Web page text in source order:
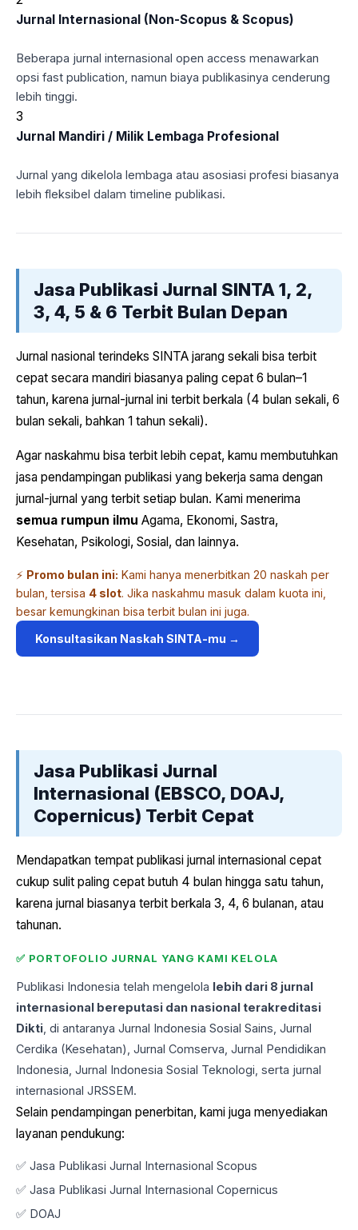
Jurnal Internasional (Non-Scopus & Scopus)
Beberapa jurnal internasional open access menawarkan
opsi fast publication, namun biaya publikasinya cenderung
lebih tinggi.
3
Jurnal Mandiri / Milik Lembaga Profesional
Jurnal yang dikelola lembaga atau asosiasi profesi biasanya
lebih fleksibel dalam timeline publikasi.
Jasa Publikasi Jurnal SINTA 1, 2,
3, 4, 5 & 6 Terbit Bulan Depan
Jurnal nasional terindeks SINTA jarang sekali bisa terbit
cepat secara mandiri biasanya paling cepat 6 bulan–1
tahun, karena jurnal-jurnal ini terbit berkala (4 bulan sekali, 6
bulan sekali, bahkan 1 tahun sekali).
Agar naskahmu bisa terbit lebih cepat, kamu membutuhkan
jasa pendampingan publikasi yang bekerja sama dengan
jurnal-jurnal yang terbit setiap bulan. Kami menerima
semua rumpun ilmu Agama, Ekonomi, Sastra,
Kesehatan, Psikologi, Sosial, dan lainnya.
⚡ Promo bulan ini: Kami hanya menerbitkan 20 naskah per
bulan, tersisa 4 slot. Jika naskahmu masuk dalam kuota ini,
besar kemungkinan bisa terbit bulan ini juga.
Konsultasikan Naskah SINTA-mu →
Jasa Publikasi Jurnal
Internasional (EBSCO, DOAJ,
Copernicus) Terbit Cepat
Mendapatkan tempat publikasi jurnal internasional cepat
cukup sulit paling cepat butuh 4 bulan hingga satu tahun,
karena jurnal biasanya terbit berkala 3, 4, 6 bulanan, atau
tahunan.
✅ PORTOFOLIO JURNAL YANG KAMI KELOLA
Publikasi Indonesia telah mengelola lebih dari 8 jurnal
internasional bereputasi dan nasional terakreditasi
Dikti , di antaranya Jurnal Indonesia Sosial Sains, Jurnal
Cerdika (Kesehatan), Jurnal Comserva, Jurnal Pendidikan
Indonesia, Jurnal Indonesia Sosial Teknologi, serta jurnal
internasional JRSSEM.
Selain pendampingan penerbitan, kami juga menyediakan
layanan pendukung:
✅ Jasa Publikasi Jurnal Internasional Scopus
✅ Jasa Publikasi Jurnal Internasional Copernicus
✅ DOAJ